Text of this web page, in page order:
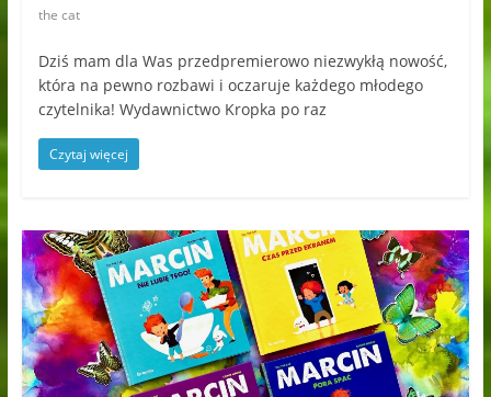
the cat
Dziś mam dla Was przedpremierowo niezwykłą nowość,
która na pewno rozbawi i oczaruje każdego młodego
czytelnika! Wydawnictwo Kropka po raz
Czytaj więcej